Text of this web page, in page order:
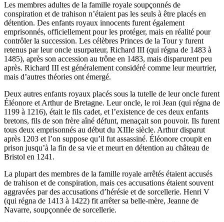
Les membres adultes de la famille royale soupçonnés de
conspiration et de trahison n’étaient pas les seuls à être placés en
détention. Des enfants royaux innocents furent également
emprisonnés, officiellement pour les protéger, mais en réalité pour
contrôler la succession. Les célèbres Princes de la Tour y furent
retenus par leur oncle usurpateur, Richard III (qui régna de 1483 à
1485), après son accession au trône en 1483, mais disparurent peu
après. Richard III est généralement considéré comme leur meurtrier,
mais d’autres théories ont émergé.
Deux autres enfants royaux placés sous la tutelle de leur oncle furent
Éléonore et Arthur de Bretagne. Leur oncle, le roi Jean (qui régna de
1199 à 1216), était le fils cadet, et l’existence de ces deux enfants
bretons, fils de son frère aîné défunt, menaçait son pouvoir. Ils furent
tous deux emprisonnés au début du XIIIe siècle. Arthur disparut
après 1203 et l’on suppose qu’il fut assassiné. Éléonore croupit en
prison jusqu’à la fin de sa vie et meurt en détention au château de
Bristol en 1241.
La plupart des membres de la famille royale arrêtés étaient accusés
de trahison et de conspiration, mais ces accusations étaient souvent
aggravées par des accusations d’hérésie et de sorcellerie. Henri V
(qui régna de 1413 à 1422) fit arrêter sa belle-mère, Jeanne de
Navarre, soupçonnée de sorcellerie.